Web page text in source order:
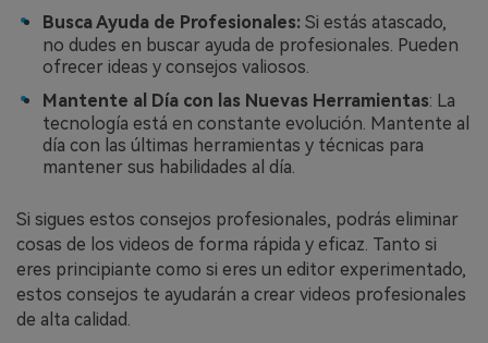
Busca Ayuda de Profesionales: Si estás atascado,
no dudes en buscar ayuda de profesionales. Pueden
ofrecer ideas y consejos valiosos.
Mantente al Día con las Nuevas Herramientas: La
tecnología está en constante evolución. Mantente al
día con las últimas herramientas y técnicas para
mantener sus habilidades al día.
Si sigues estos consejos profesionales, podrás eliminar
cosas de los videos de forma rápida y eficaz. Tanto si
eres principiante como si eres un editor experimentado,
estos consejos te ayudarán a crear videos profesionales
de alta calidad.